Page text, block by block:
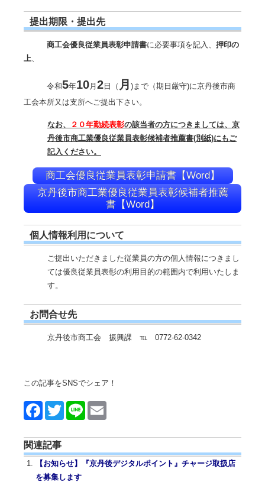
提出期限・提出先
商工会優良従業員表彰申請書に必要事項を記入、 押印の
上
令和5年10 月 2 日（ 月 )まで（期日厳守)に京丹後市商
工会本所又は支所へご提出下さい。
なお、 ２０年勤続表彰の該当者の方につきましては、京
丹後市商工業優良従業員表彰候補者推薦書(別紙)にもご
記入ください。
商工会優良従業員表彰申請書【Word】
京丹後市商工業優良従業員表彰候補者推薦
書【Word】
個人情報利用について
ご提出いただきました従業員の方の個人情報につきまし
ては優良従業員表彰の利用目的の範囲内で利用いたしま
す。
お問合せ先
京丹後市商工会 振興課 ℡ 0772-62-0342
この記事をSNSでシェア！
Face Twitt Line
関連記事
【お知らせ】『京丹後デジタルポイント』チャージ取扱店
を募集します